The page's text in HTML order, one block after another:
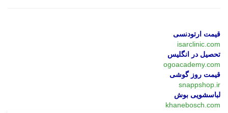
قیمت ارتودنسی
isarclinic.com
تحصیل در انگلیس
ogoacademy.com
قیمت روز گوشی
snappshop.ir
لباسشویی بوش
khanebosch.com